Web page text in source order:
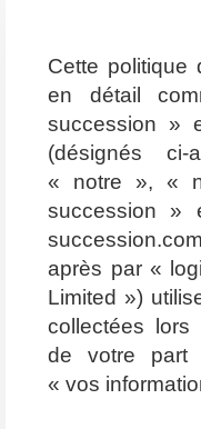
Cette politique
en détail
succession »
(désignés
« notre », «
succession »
après par «
Limited »)
collectées lors
de votre part
« vos